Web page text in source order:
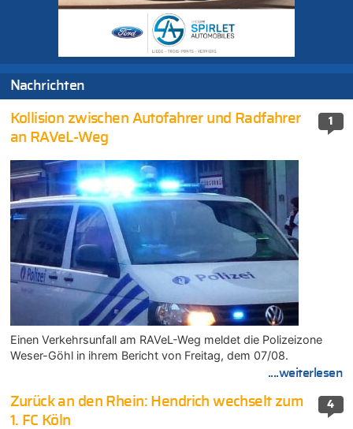
Nachrichten
1
Kollision zwischen Autofahrer und Radfahrer
an RAVeL-Weg
Einen Verkehrsunfall am RAVeL-Weg meldet die Polizeizone
Weser-Göhl in ihrem Bericht von Freitag, dem 07/08.
....weiterlesen
4
Zurück an den Rhein: Hendrich wechselt zum
1. FC Köln